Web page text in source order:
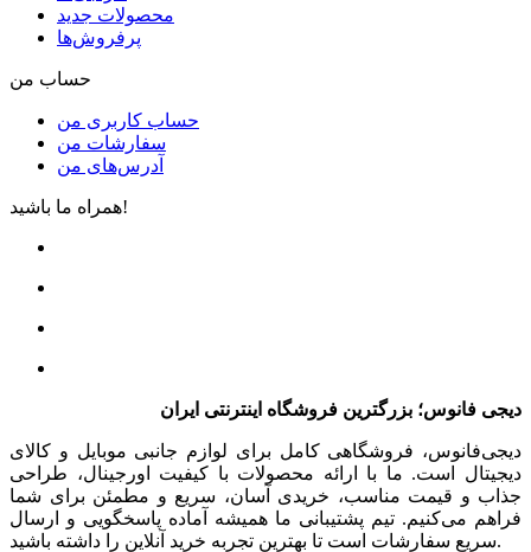
محصولات جدید
پرفروش‌ها
حساب من
حساب کاربری من
سفارشات من
آدرس‌های من
همراه ما باشید!
دیجی فانوس؛ بزرگترین فروشگاه اینترنتی ایران
دیجی‌فانوس، فروشگاهی کامل برای لوازم جانبی موبایل و کالای
دیجیتال است. ما با ارائه محصولات با کیفیت اورجینال، طراحی
جذاب و قیمت مناسب، خریدی آسان، سریع و مطمئن برای شما
فراهم می‌کنیم. تیم پشتیبانی ما همیشه آماده پاسخگویی و ارسال
سریع سفارشات است تا بهترین تجربه خرید آنلاین را داشته باشید.